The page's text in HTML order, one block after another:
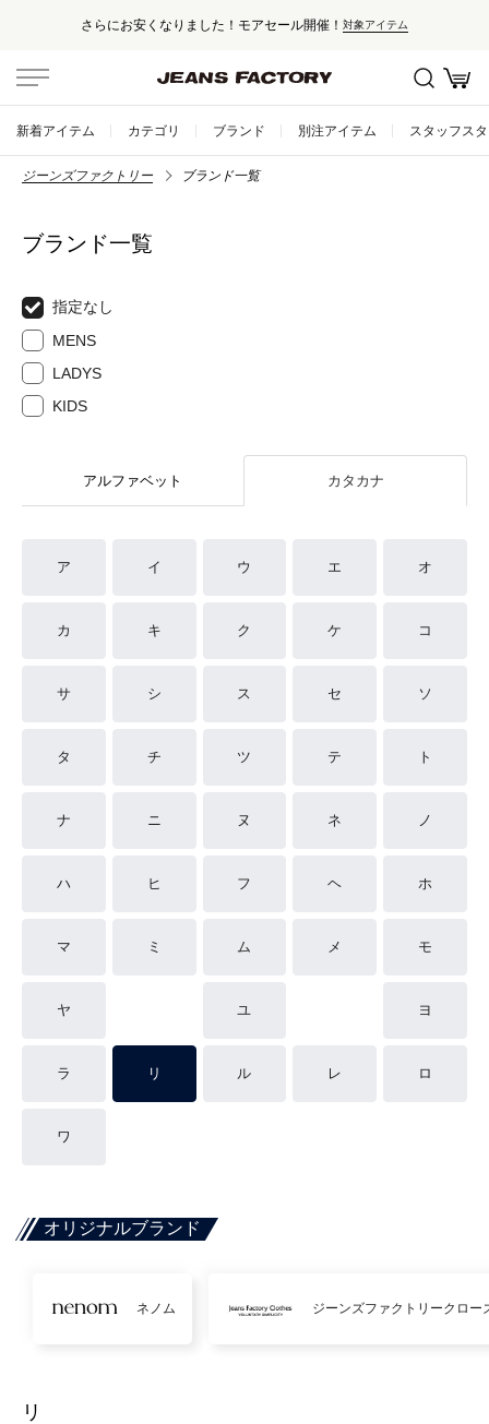
さらにお安くなりました！モアセール開催！ 対象アイテム
新着アイテム カテゴリ ブランド 別注アイテム スタッフス
ジーンズファクトリー ブランド一覧
ブランド一覧
指定なし
MENS
LADYS
KIDS
アルファベット カタカナ
ア イ ウ エ オ
カ キ ク ケ コ
サ シ ス セ ソ
タ チ ツ テ ト
ナ ニ ヌ ネ ノ
ハ ヒ フ ヘ ホ
マ ミ ム メ モ
ヤ ユ ヨ
ラ リ ル レ ロ
ワ
オリジナルブランド
ネノム ジーンズファクトリークロー
リ